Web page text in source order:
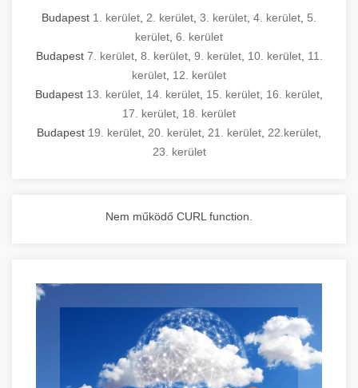
Budapest 1. kerület 2. kerület 3. kerület 4. kerület 5.
kerület 6. kerület
Budapest 7. kerület, 8. kerület, 9. kerület, 10. kerület, 11.
kerület 12. kerület
Budapest 13. kerület 14. kerület 15. kerület 16. kerület
17. kerület 18. kerület
Budapest 19. kerület 20. kerület 21. kerület 22.kerület
23. kerület
Nem működő CURL function.